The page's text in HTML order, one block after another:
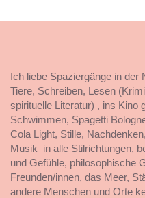
Ich liebe Spaziergänge in der
Tiere, Schreiben, Lesen
spirituelle Literatur) , ins Kino
Schwimmen, Spagetti
Cola Light, Stille,
Musik in alle Stilrichtungen,
und Gefühle, philosophische
Freunden/innen, das Meer,
andere Menschen und Orte